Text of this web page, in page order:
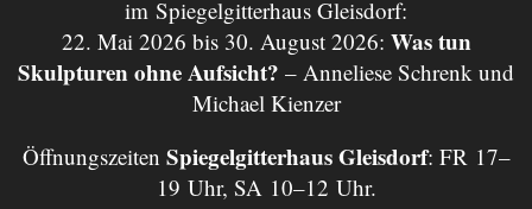
im Spiegelgitterhaus Gleisdorf:
22. Mai 2026 bis 30. August 2026: Was tun
Skulpturen ohne Aufsicht? – Anneliese Schrenk und
Michael Kienzer
Öffnungszeiten Spiegelgitterhaus Gleisdorf: FR 17–
19 Uhr, SA 10–12 Uhr.